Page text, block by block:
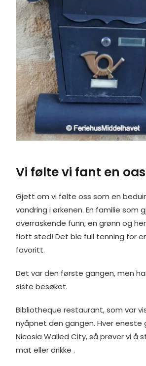
Vi følte vi fant en
Gjett om vi følte oss som en
vandring i ørkenen. En familie
overraskende funn; en grønn og
flott sted! Det ble full tenning for
favoritt.
Det var den første gangen, men
siste besøket.
Bibliotheque restaurant, som var
nyåpnet den gangen. Hver eneste
Nicosia Walled City, så prøver vi å
mat eller drikke .